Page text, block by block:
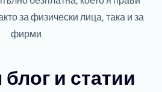
за физически лица, така и за
фирми.
и статии